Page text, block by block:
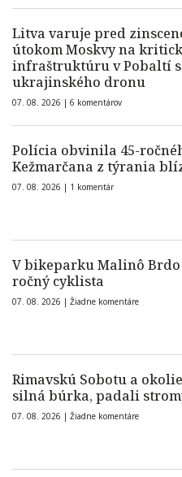
Litva varuje pred
útokom Moskvy na
infraštruktúru v Pobaltí
ukrajinského dronu
07. 08. 2026 | 6 komentárov
Polícia obvinila 45-
Kežmarčana z týrania
07. 08. 2026 | 1 komentár
V bikeparku Malinô
ročný cyklista
07. 08. 2026 | Žiadne komentáre
Rimavskú Sobotu a
silná búrka, padali
07. 08. 2026 | Žiadne komentáre